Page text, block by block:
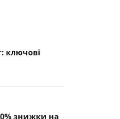
ключові
знижки на